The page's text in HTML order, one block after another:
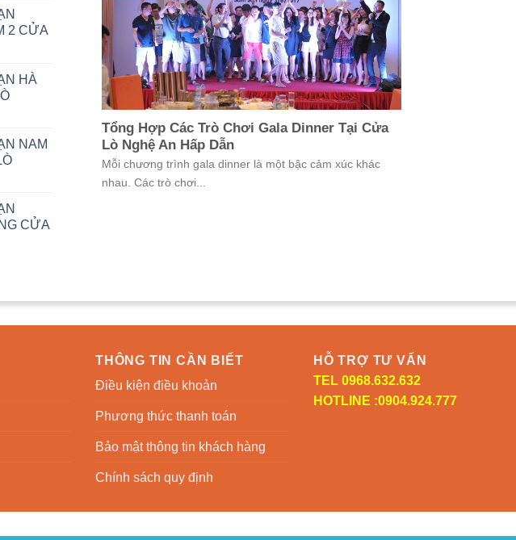
2 CỬA
HÀ
NAM
CỬA
Tổng Hợp Các Trò Chơi Gala Dinner Tại Cửa
Lò Nghệ An Hấp Dẫn
Mỗi chương trình gala dinner là một bậc cảm xúc khác
nhau. Các trò chơi...
THÔNG TIN CẦN BIẾT
Điều kiện điều khoản
Phương thức thanh toán
Bảo mật thông tin khách hàng
Chính sách quy định
HỖ TRỢ TƯ VẤN
TEL 0968.632.632
HOTLINE :0904.924.777